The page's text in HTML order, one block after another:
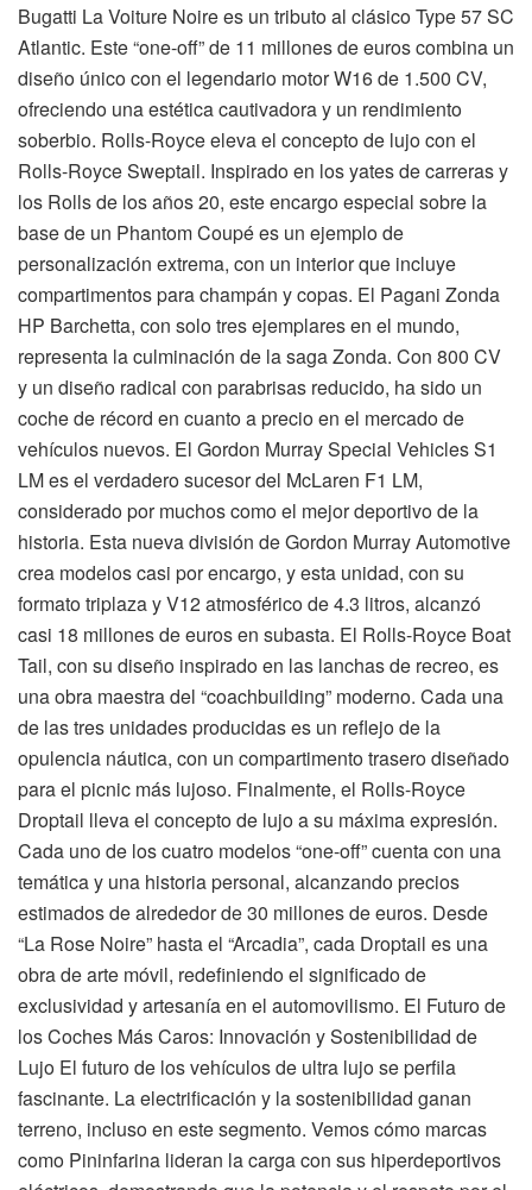
Bugatti La Voiture Noire es un tributo al clásico Type 57 SC
Atlantic. Este “one-off” de 11 millones de euros combina un
diseño único con el legendario motor W16 de 1.500 CV,
ofreciendo una estética cautivadora y un rendimiento
soberbio. Rolls-Royce eleva el concepto de lujo con el
Rolls-Royce Sweptail. Inspirado en los yates de carreras y
los Rolls de los años 20, este encargo especial sobre la
base de un Phantom Coupé es un ejemplo de
personalización extrema, con un interior que incluye
compartimentos para champán y copas. El Pagani Zonda
HP Barchetta, con solo tres ejemplares en el mundo,
representa la culminación de la saga Zonda. Con 800 CV
y un diseño radical con parabrisas reducido, ha sido un
coche de récord en cuanto a precio en el mercado de
vehículos nuevos. El Gordon Murray Special Vehicles S1
LM es el verdadero sucesor del McLaren F1 LM,
considerado por muchos como el mejor deportivo de la
historia. Esta nueva división de Gordon Murray Automotive
crea modelos casi por encargo, y esta unidad, con su
formato triplaza y V12 atmosférico de 4.3 litros, alcanzó
casi 18 millones de euros en subasta. El Rolls-Royce Boat
Tail, con su diseño inspirado en las lanchas de recreo, es
una obra maestra del “coachbuilding” moderno. Cada una
de las tres unidades producidas es un reflejo de la
opulencia náutica, con un compartimento trasero diseñado
para el picnic más lujoso. Finalmente, el Rolls-Royce
Droptail lleva el concepto de lujo a su máxima expresión.
Cada uno de los cuatro modelos “one-off” cuenta con una
temática y una historia personal, alcanzando precios
estimados de alrededor de 30 millones de euros. Desde
“La Rose Noire” hasta el “Arcadia”, cada Droptail es una
obra de arte móvil, redefiniendo el significado de
exclusividad y artesanía en el automovilismo. El Futuro de
los Coches Más Caros: Innovación y Sostenibilidad de
Lujo El futuro de los vehículos de ultra lujo se perfila
fascinante. La electrificación y la sostenibilidad ganan
terreno, incluso en este segmento. Vemos cómo marcas
como Pininfarina lideran la carga con sus hiperdeportivos